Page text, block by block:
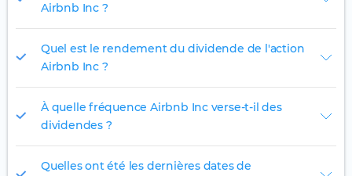
Airbnb Inc ?
Quel est le rendement du dividende de l'action
Airbnb Inc ?
À quelle fréquence Airbnb Inc verse-t-il des
dividendes ?
Quelles ont été les dernières dates de